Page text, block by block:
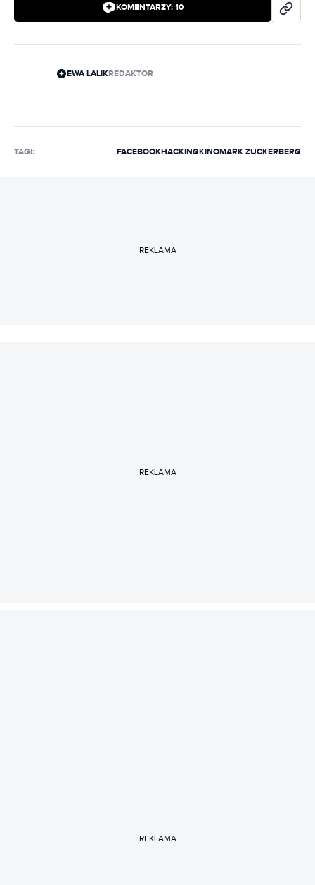
KOMENTARZY: 10
EWA LALIKREDAKTOR
TAGI: FACEBOOKHACKINGKINOMARK ZUCKERBERG
REKLAMA
REKLAMA
REKLAMA